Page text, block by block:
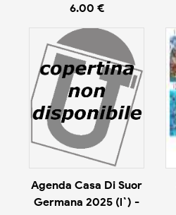
6.00 €
Agenda Casa Di Suor
Germana 2025 (l`) -